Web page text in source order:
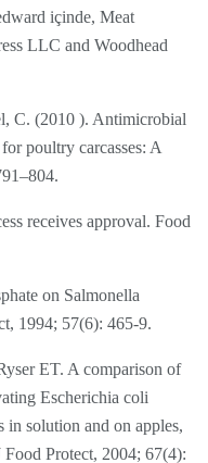
içinde, Meat
LLC and Woodhead
C. (2010 ). Antimicrobial
poultry carcasses: A
receives approval. Food
on Salmonella
1994; 57(6): 465-9.
ET. A comparison of
Escherichia coli
solution and on apples,
Food Protect, 2004; 67(4):